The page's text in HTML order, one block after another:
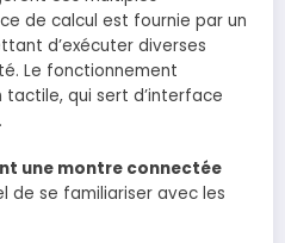
de calcul est fournie par un
d’exécuter diverses
Le fonctionnement
tactile, qui sert d’interface
une montre connectée
de se familiariser avec les